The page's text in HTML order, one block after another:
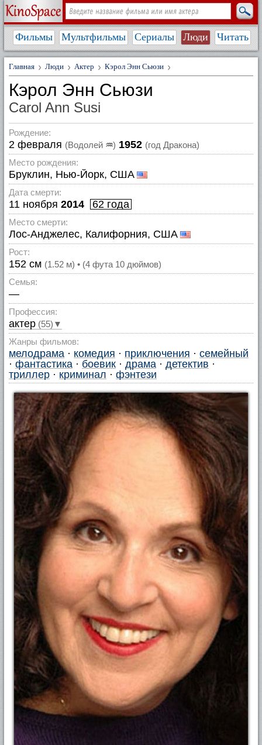
Фильмы Мультфильмы Сериалы Люди Читать
Главная Люди Актер Кэрол Энн Сьюзи
Кэрол Энн Сьюзи
Carol Ann Susi
Рождение:
2 февраля (Водолей ♒) 1952 (год Дракона)
Место рождения:
Бруклин, Нью-Йорк, США
Дата смерти:
11 ноября 2014 62 года
Место смерти:
Лос-Анджелес, Калифорния, США
Рост:
152 см (1.52 м) • (4 фута 10 дюймов)
Семья:
—
Профессия:
актер (55)▼
Жанры фильмов:
мелодрама · комедия · приключения · семейный
· фантастика · боевик · драма · детектив ·
триллер · криминал · фэнтези